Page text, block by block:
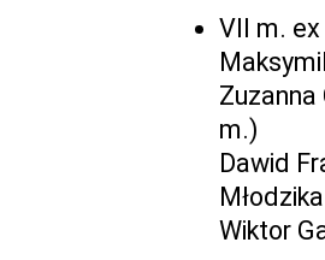
VII m.
Zuzanna
m.)
Dawid
Wiktor